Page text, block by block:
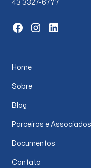
43 3327-6777
Home
Sobre
Blog
Parceiros e Associados
Documentos
Contato